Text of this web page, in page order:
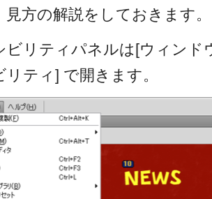
方の解説をしておきます。
ビリティパネルは[ウィン
リティ] で開きます。